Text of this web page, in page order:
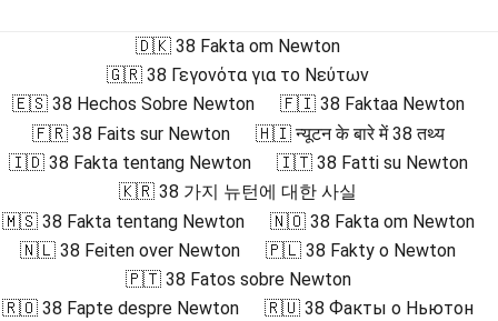
🇩🇰 38 Fakta om Newton
🇬🇷 38 Γεγονότα για το Νεύτων
🇪🇸 38 Hechos Sobre Newton
🇫🇮 38 Faktaa Newton
🇫🇷 38 Faits sur Newton
🇭🇮 न्यूटन के बारे में 38 तथ्य
🇮🇩 38 Fakta tentang Newton
🇮🇹 38 Fatti su Newton
🇰🇷 38 가지 뉴턴에 대한 사실
🇲🇸 38 Fakta tentang Newton
🇳🇴 38 Fakta om Newton
🇳🇱 38 Feiten over Newton
🇵🇱 38 Fakty o Newton
🇵🇹 38 Fatos sobre Newton
🇷🇴 38 Fapte despre Newton
🇷🇺 38 Факты о Ньютон